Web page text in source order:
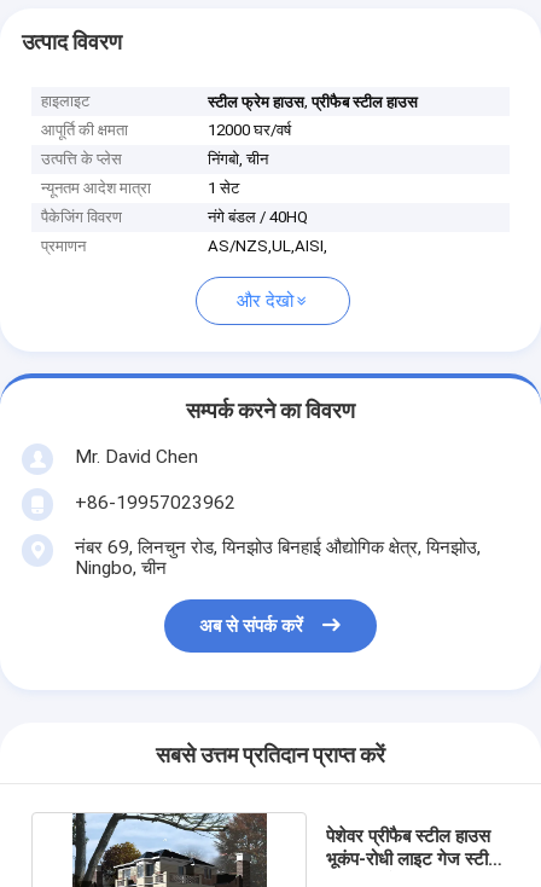
उत्पाद विवरण
हाइलाइट स्टील फ्रेम हाउस,प्रीफैब स्टील हाउस
आपूर्ति की क्षमता
12000 घर/वर्ष
उत्पत्ति के प्लेस
निंगबो, चीन
न्यूनतम आदेश मात्रा
1 सेट
पैकेजिंग विवरण
नंगे बंडल / 40HQ
प्रमाणन
AS/NZS,UL,AISI,
और देखो
सम्पर्क करने का विवरण
Mr. David Chen
+86-19957023962
नंबर 69, लिनचुन रोड, यिनझोउ बिनहाई औद्योगिक क्षेत्र, यिनझोउ,
Ningbo, चीन
अब से संपर्क करें
सबसे उत्तम प्रतिदान प्राप्त करें
पेशेवर प्रीफैब स्टील हाउस
भूकंप-रोधी लाइट गेज स्टील